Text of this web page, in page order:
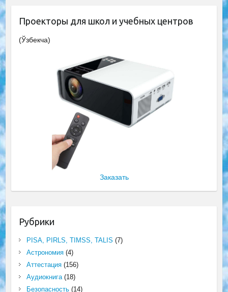
Проекторы для школ и учебных центров
(Ўзбекча)
Заказать
Рубрики
PISA, PIRLS, TIMSS, TALIS (7)
Астрономия(4)
Аттестация(156)
Аудиокнига(18)
Безопасность(14)